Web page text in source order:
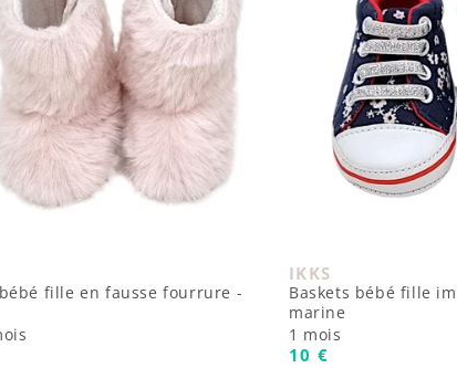
:
fille en fausse fourrure -
Fournisseur :
IKKS
Baskets bébé fille
marine
1 mois
Prix habituel
10 €